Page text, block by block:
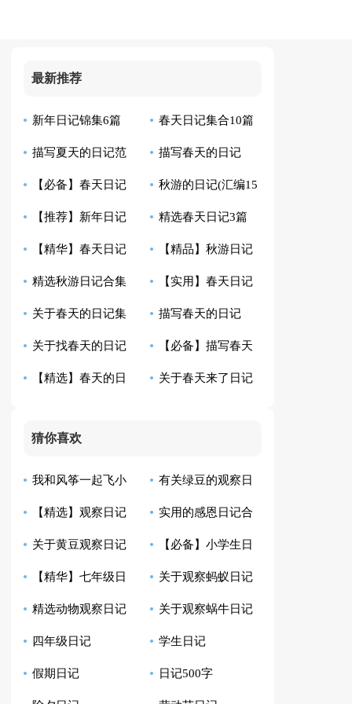
最新推荐
新年日记锦集6篇 春天日记集合10篇
描写夏天的日记范
文8篇
描写春天的日记
【荐】
【必备】春天日记
合集6篇
秋游的日记(汇编15
篇)
【推荐】新年日记
七篇
精选春天日记3篇
【精华】春天日记
十篇
【精品】秋游日记
范文合集7篇
精选秋游日记合集
八篇
【实用】春天日记
汇编9篇
关于春天的日记集
合7篇
描写春天的日记
【精】
关于找春天的日记
合集8篇
【必备】描写春天
的日记三篇
【精选】春天的日 关于春天来了日记
猜你喜欢
我和风筝一起飞小
学生日记
有关绿豆的观察日
记模板汇总10篇
【精选】观察日记
汇总9篇
实用的感恩日记合
集8篇
关于黄豆观察日记
合集八篇
【必备】小学生日
记范文汇总四篇
【精华】七年级日
记集锦10篇
关于观察蚂蚁日记
范文6篇
精选动物观察日记
四篇
关于观察蜗牛日记
范文七篇
四年级日记 学生日记
假期日记 日记500字